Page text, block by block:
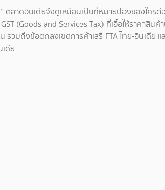
ตลาดอินเดียจึงดูเหมือนเป็นที่หมายปองของใครต่
(Goods and Services Tax) ที่เอื้อให้ราคาสิน
มถึงข้อตกลงเขตการค้าเสรี FTA ไทย-อินเดีย แ
ดีย